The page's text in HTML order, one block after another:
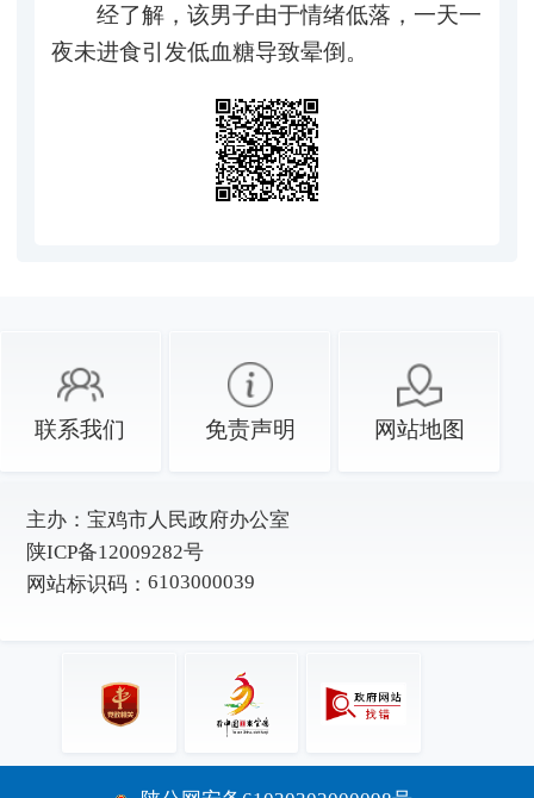
经了解，该男子由于情绪低落，一天一
夜未进食引发低血糖导致晕倒。
联系我们 免责声明 网站地图
主办： 宝鸡市人民政府办公室
陕ICP备12009282号
网站标识码： 6103000039